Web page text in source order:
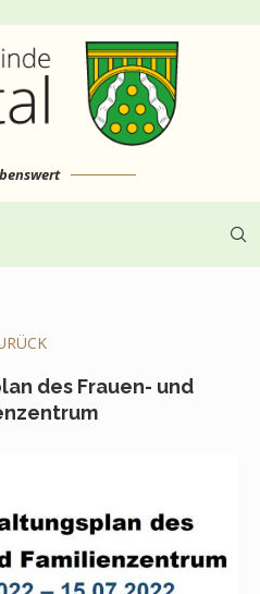
des Frauen- und